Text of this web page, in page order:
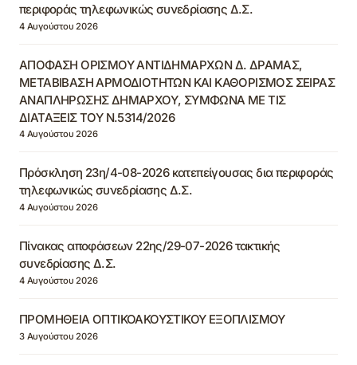
περιφοράς τηλεφωνικώς συνεδρίασης Δ.Σ.
4 Αυγούστου 2026
ΑΠΟΦΑΣΗ ΟΡΙΣΜΟΥ ΑΝΤΙΔΗΜΑΡΧΩΝ Δ. ΔΡΑΜΑΣ,
ΜΕΤΑΒΙΒΑΣΗ ΑΡΜΟΔΙΟΤΗΤΩΝ ΚΑΙ ΚΑΘΟΡΙΣΜΟΣ ΣΕΙΡΑΣ
ΑΝΑΠΛΗΡΩΣΗΣ ΔΗΜΑΡΧΟΥ, ΣΥΜΦΩΝΑ ΜΕ ΤΙΣ
ΔΙΑΤΑΞΕΙΣ ΤΟΥ Ν.5314/2026
4 Αυγούστου 2026
Πρόσκληση 23η/4-08-2026 κατεπείγουσας δια περιφοράς
τηλεφωνικώς συνεδρίασης Δ.Σ.
4 Αυγούστου 2026
Πίνακας αποφάσεων 22ης/29-07-2026 τακτικής
συνεδρίασης Δ.Σ.
4 Αυγούστου 2026
ΠΡΟΜΗΘΕΙΑ ΟΠΤΙΚΟΑΚΟΥΣΤΙΚΟΥ ΕΞΟΠΛΙΣΜΟΥ
3 Αυγούστου 2026